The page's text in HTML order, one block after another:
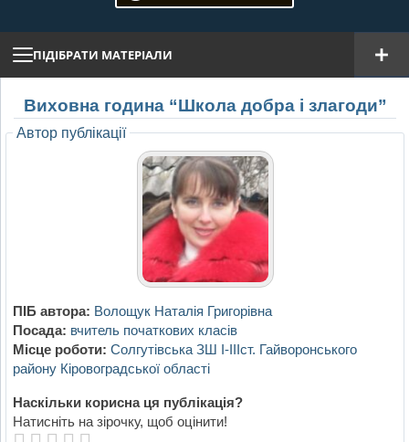
ПІДІБРАТИ МАТЕРІАЛИ
Виховна година “Школа добра і злагоди”
Автор публікації
ПІБ автора: Волощук Наталія Григорівна
Посада: вчитель початкових класів
Місце роботи: Солгутівська ЗШ І-ІІІст. Гайворонського
району Кіровоградської області
Наскільки корисна ця публікація?
Натисніть на зірочку, щоб оцінити!